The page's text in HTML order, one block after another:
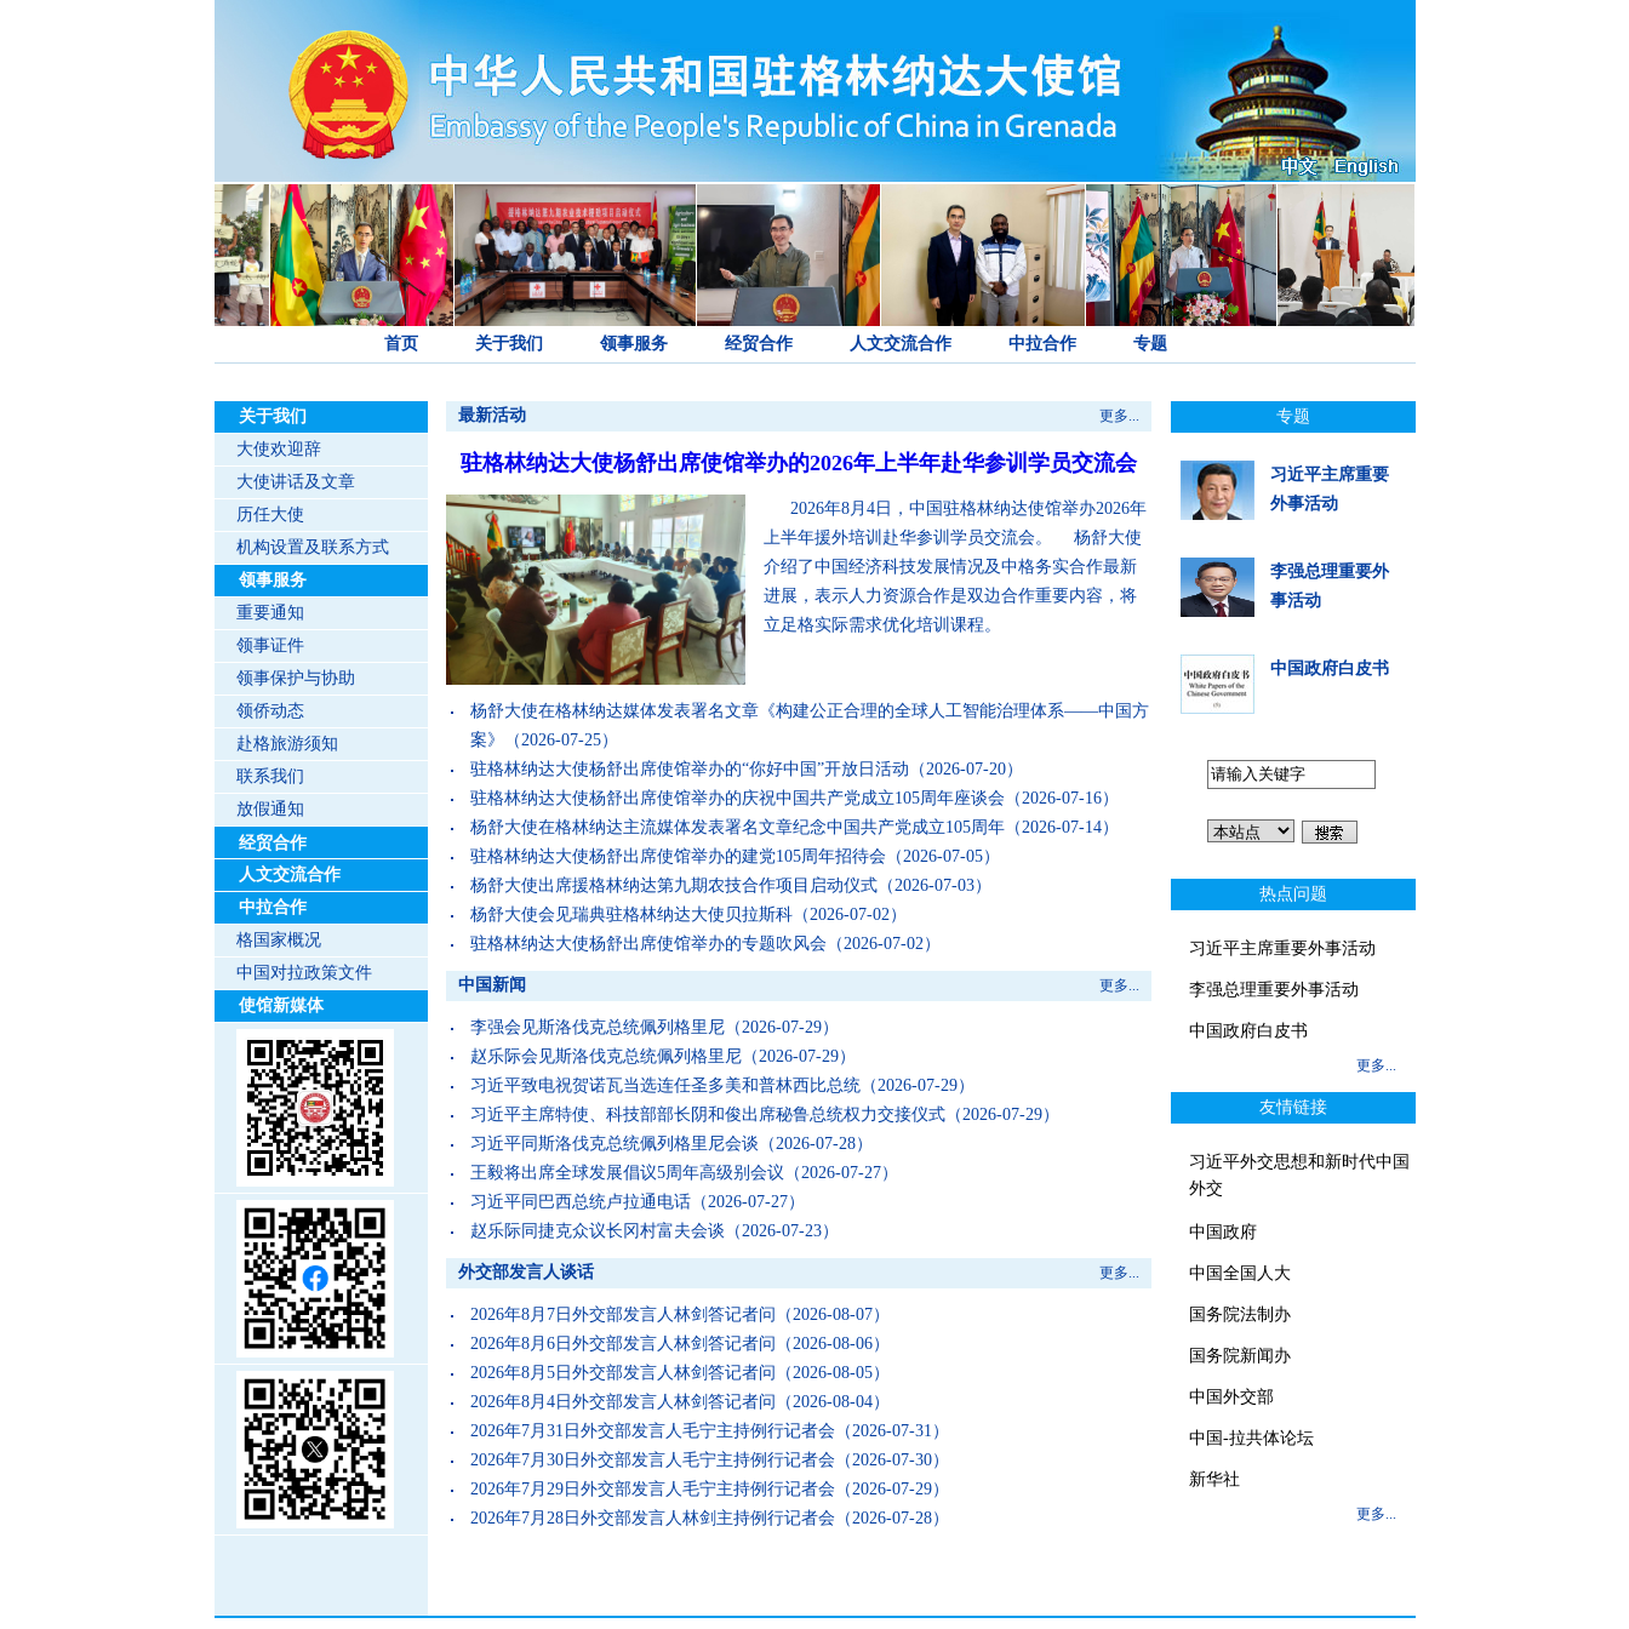
首页 关于我们 领事服务 经贸合作 人文交流合作 中拉合作 专题
关于我们
大使欢迎辞
大使讲话及文章
历任大使
机构设置及联系方式
领事服务
重要通知
领事证件
领事保护与协助
领侨动态
赴格旅游须知
联系我们
放假通知
经贸合作
人文交流合作
中拉合作
格国家概况
中国对拉政策文件
使馆新媒体
最新活动 更多...
驻格林纳达大使杨舒出席使馆举办的2026年上半年赴华参训学员交流会
2026年8月4日，中国驻格林纳达使馆举办2026年
上半年援外培训赴华参训学员交流会。 杨舒大使
介绍了中国经济科技发展情况及中格务实合作最新
进展，表示人力资源合作是双边合作重要内容，将
立足格实际需求优化培训课程。
杨舒大使在格林纳达媒体发表署名文章《构建公正合理的全球人工智能治理体系——中国方
案》
（2026-07-25）
驻格林纳达大使杨舒出席使馆举办的“你好中国”开放日活动 （2026-07-20）
驻格林纳达大使杨舒出席使馆举办的庆祝中国共产党成立105周年座谈会（2026-07-16）
杨舒大使在格林纳达主流媒体发表署名文章纪念中国共产党成立105周年（2026-07-14）
驻格林纳达大使杨舒出席使馆举办的建党105周年招待会（2026-07-05）
杨舒大使出席援格林纳达第九期农技合作项目启动仪式（2026-07-03）
杨舒大使会见瑞典驻格林纳达大使贝拉斯科（2026-07-02）
驻格林纳达大使杨舒出席使馆举办的专题吹风会（2026-07-02）
中国新闻 更多...
李强会见斯洛伐克总统佩列格里尼（2026-07-29）
赵乐际会见斯洛伐克总统佩列格里尼（2026-07-29）
习近平致电祝贺诺瓦当选连任圣多美和普林西比总统（2026-07-29）
习近平主席特使、科技部部长阴和俊出席秘鲁总统权力交接仪式（2026-07-29）
习近平同斯洛伐克总统佩列格里尼会谈 （2026-07-28）
王毅将出席全球发展倡议5周年高级别会议 （2026-07-27）
习近平同巴西总统卢拉通电话（2026-07-27）
赵乐际同捷克众议长冈村富夫会谈 （2026-07-23）
外交部发言人谈话 更多...
2026年8月7日外交部发言人林剑答记者问 （2026-08-07）
2026年8月6日外交部发言人林剑答记者问 （2026-08-06）
2026年8月5日外交部发言人林剑答记者问 （2026-08-05）
2026年8月4日外交部发言人林剑答记者问 （2026-08-04）
2026年7月31日外交部发言人毛宁主持例行记者会（2026-07-31）
2026年7月30日外交部发言人毛宁主持例行记者会（2026-07-30）
2026年7月29日外交部发言人毛宁主持例行记者会（2026-07-29）
2026年7月28日外交部发言人林剑主持例行记者会（2026-07-28）
专题
习近平主席重要
外事活动
李强总理重要外
事活动
中国政府白皮书
热点问题
习近平主席重要外事活动
李强总理重要外事活动
中国政府白皮书
更多...
友情链接
习近平外交思想和新时代中国
外交
中国政府
中国全国人大
国务院法制办
国务院新闻办
中国外交部
中国-拉共体论坛
新华社
更多...